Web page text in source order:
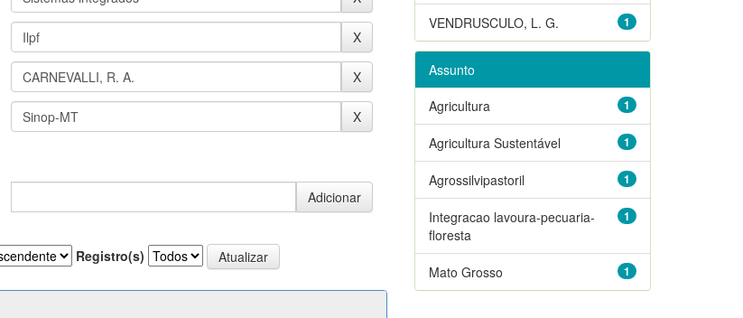
Registro(s)
1
VENDRUSCULO, L. G.
Assunto
1
Agricultura
1
Agricultura Sustentável
1
Agrossilvipastoril
1
Integracao lavoura-pecuaria-
floresta
1
Mato Grosso